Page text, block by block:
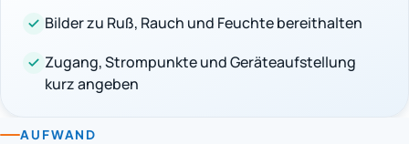
Bilder zu Ruß, Rauch und Feuchte bereithalten
Zugang, Strompunkte und Geräteaufstellung
kurz angeben
AUFWAND